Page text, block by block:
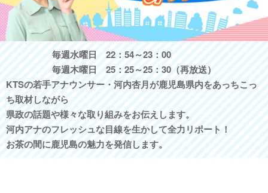
毎週水曜日 22：54～23：00
毎週木曜日 25：25～25：30（再放送）
KTSの若手アナウンサー・河内杏月が鹿児島県内をあっちこっ
ち取材しながら
県政の話題や様々な取り組みをお伝えします。
河内アナのフレッシュな目線を生かして全力リポート！
お茶の間に鹿児島の魅力を発信します。